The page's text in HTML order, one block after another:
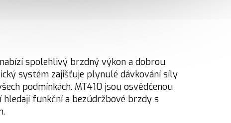
spolehlivý brzdný výkon a dobrou
systém zajišťuje plynulé dávkování síly
podmínkách. MT410 jsou osvědčenou
funkční a bezúdržbové brzdy s